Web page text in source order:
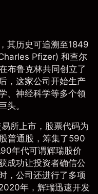
其历史可追溯至1849
Pfizer) 和查尔
布鲁克林共同创立了
，这家公司开始生产
、神经科学等多个领
头。
所上市，股票代码为
普通股，筹集了590
年代可谓辉瑞股价
成功让投资者确信公
，公司还进行了多项
年，辉瑞迅速开发